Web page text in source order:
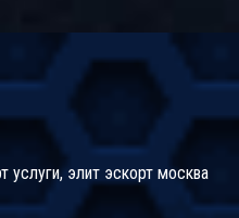
услуги, элит эскорт москва